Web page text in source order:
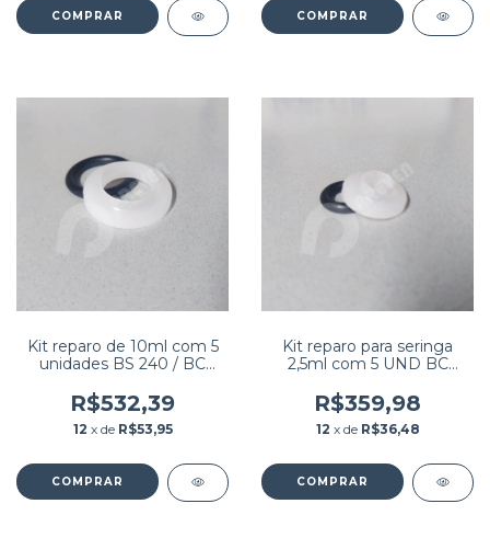
Kit reparo de 10ml com 5
unidades BS 240 / BC
COUNT 860 /
HEMACOUNTER SL /
HEMARAY 86
R$532,39
12 x de R$53,95
Kit reparo para seringa
2,5ml com 5 UND BC
COUNT 860 /
HEMACOUNTER SL /
HEMARAY 86
R$359,98
12 x de R$36,48